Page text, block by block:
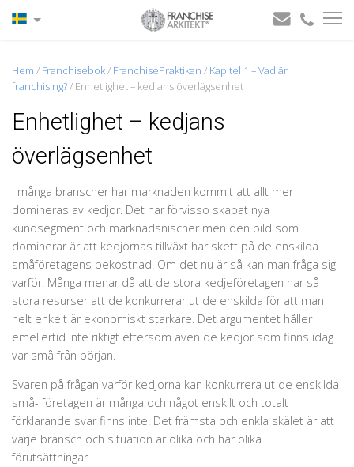
Hem / Franchisebok/ FranchisePraktikan / Kapitel 1 – Vad är
franchising?/ Enhetlighet – kedjans överlägsenhet
Enhetlighet – kedjans
överlägsenhet
I många branscher har marknaden kommit att allt mer
domineras av kedjor. Det har förvisso skapat nya
kundsegment och marknadsnischer men den bild som
dominerar är att kedjornas tillväxt har skett på de enskilda
småföretagens bekostnad. Om det nu är så kan man fråga sig
varför. Många menar då att de stora kedjeföretagen har så
stora resurser att de konkurrerar ut de enskilda för att man
helt enkelt är ekonomiskt starkare. Det argumentet håller
emellertid inte riktigt eftersom även de kedjor som finns idag
var små från början.
Svaren på frågan varför kedjorna kan konkurrera ut de enskilda
små- företagen är många och något enskilt och totalt
förklarande svar finns inte. Det främsta och enkla skälet är att
varje bransch och situation är olika och har olika
förutsättningar.